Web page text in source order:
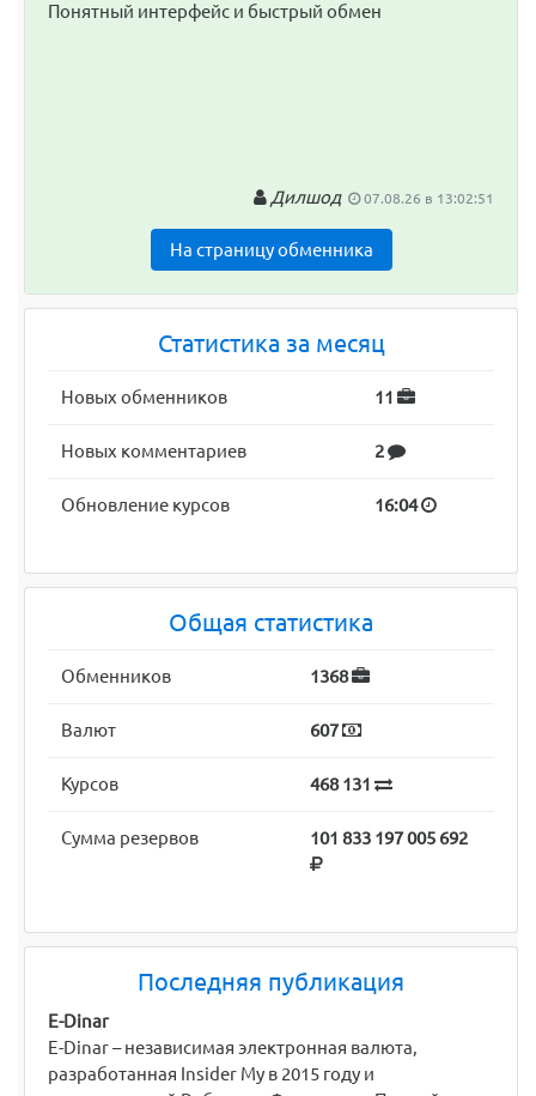
Понятный интерфейс и быстрый обмен
Дилшод 07.08.26 в 13:02:51
На страницу обменника
Статистика за месяц
Новых обменников 11
Новых комментариев 2
Обновление курсов 16:04
Общая статистика
Обменников 1368
Валют 607
Курсов 468 131
Сумма резервов 101 833 197 005 692
Последняя публикация
E-Dinar
E-Dinar – независимая электронная валюта,
разработанная Insider My в 2015 году и